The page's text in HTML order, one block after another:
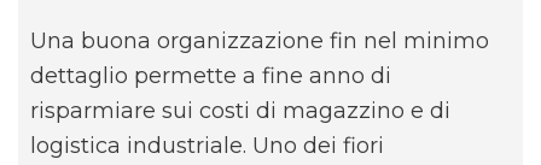
Una buona organizzazione fin nel minimo
dettaglio permette a fine anno di
risparmiare sui costi di magazzino e di
logistica industriale. Uno dei fiori